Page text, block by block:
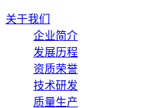
关于我们
企业简介
发展历程
资质荣誉
技术研发
质量生产